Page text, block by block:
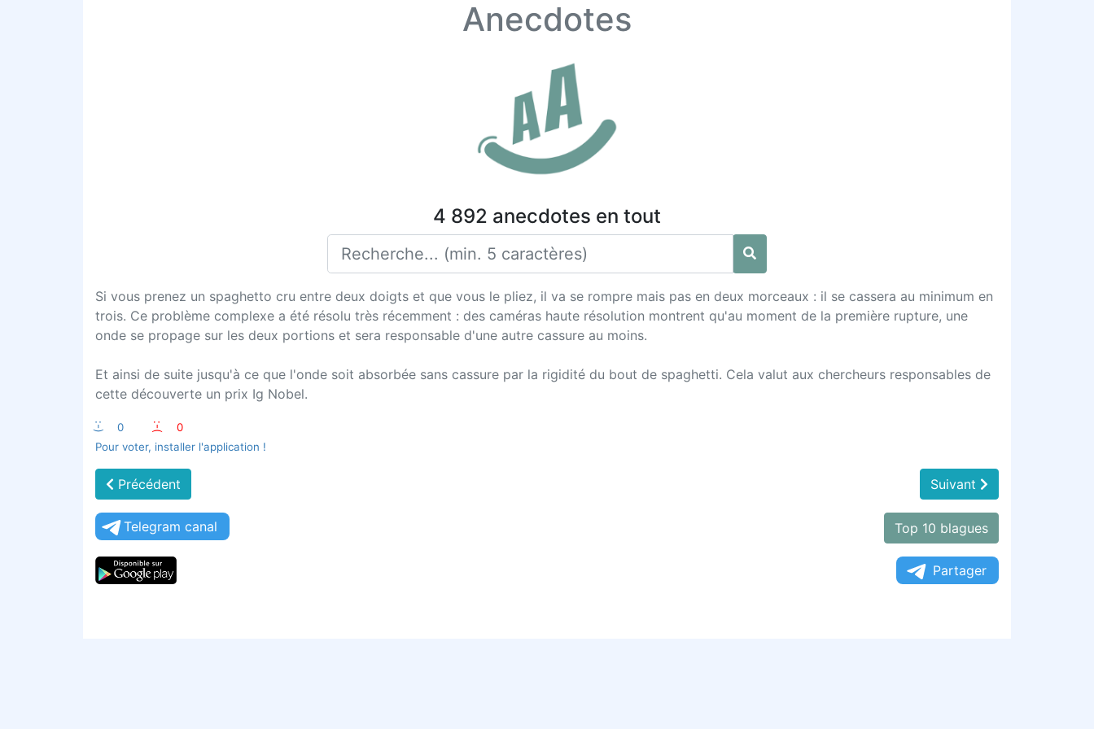
Anecdotes
4 892 anecdotes en tout
Si vous prenez un spaghetto cru entre deux doigts et que vous le pliez, il va se rompre mais pas en deux morceaux : il se cassera au minimum en
trois. Ce problème complexe a été résolu très récemment : des caméras haute résolution montrent qu'au moment de la première rupture, une
onde se propage sur les deux portions et sera responsable d'une autre cassure au moins.
Et ainsi de suite jusqu'à ce que l'onde soit absorbée sans cassure par la rigidité du bout de spaghetti. Cela valut aux chercheurs responsables de
cette découverte un prix Ig Nobel.
:-) 0 :-(
0
Pour voter, installer l'application !
Précédent Suivant
Telegram canal Top 10 blagues
Partager